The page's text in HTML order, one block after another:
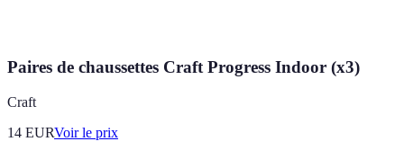
Paires de chaussettes Craft Progress Indoor (x3)
Craft
14 EURVoir le prix